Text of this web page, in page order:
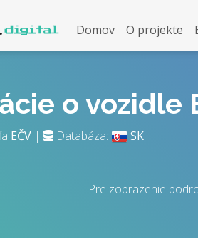
Domov O projekte
o vozidle
EČV | Databáza: SK
Pre zobrazenie